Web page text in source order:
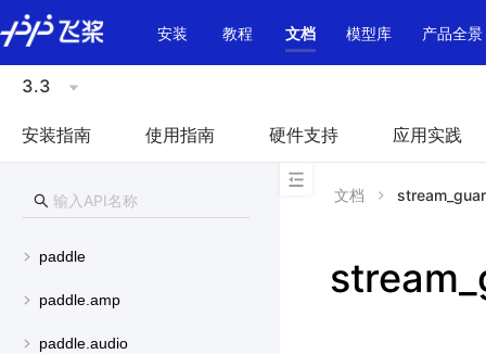
\u200E
安装
教程 文档 模型库 产品全景
3.3
安装指南 使用指南 硬件支持 应用实践
paddle
paddle.amp
paddle.audio
文档